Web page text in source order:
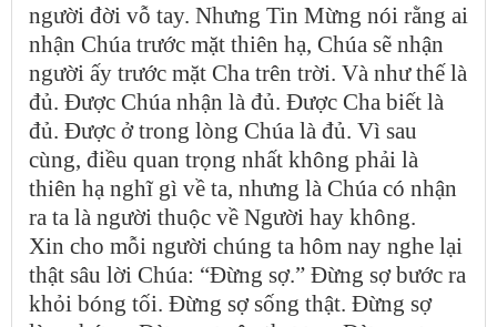
người đời vỗ tay. Nhưng Tin Mừng nói rằng ai
nhận Chúa trước mặt thiên hạ, Chúa sẽ nhận
người ấy trước mặt Cha trên trời. Và như thế là
đủ. Được Chúa nhận là đủ. Được Cha biết là
đủ. Được ở trong lòng Chúa là đủ. Vì sau
cùng, điều quan trọng nhất không phải là
thiên hạ nghĩ gì về ta, nhưng là Chúa có nhận
ra ta là người thuộc về Người hay không.
Xin cho mỗi người chúng ta hôm nay nghe lại
thật sâu lời Chúa: “Đừng sợ.” Đừng sợ bước ra
khỏi bóng tối. Đừng sợ sống thật. Đừng sợ